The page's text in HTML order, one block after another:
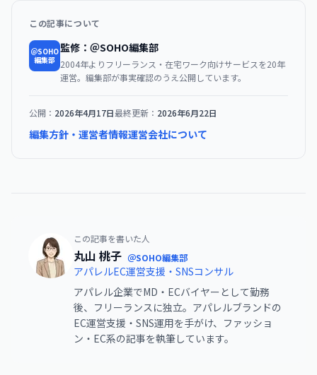
この記事について
＠SOHO
編集部
監修：＠SOHO編集部
2004年よりフリーランス・在宅ワーク向けサービスを20年
運営。編集部が事実確認のうえ公開しています。
公開： 2026年4月17日最終更新： 2026年6月22日
編集方針・運営者情報運営会社について
この記事を書いた人
丸山 桃子 ＠SOHO編集部
アパレルEC運営支援・SNSコンサル
アパレル企業でMD・ECバイヤーとして勤務
後、フリーランスに独立。アパレルブランドの
EC運営支援・SNS運用を手がけ、ファッショ
ン・EC系の記事を執筆しています。